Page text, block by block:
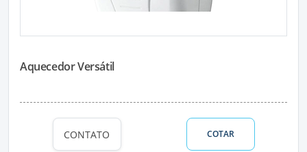
Aquecedor Versátil
CONTATO COTAR